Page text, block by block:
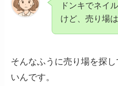
ドンキでネイ
けど、売り場
そんなふうに売り場を探
いんです。